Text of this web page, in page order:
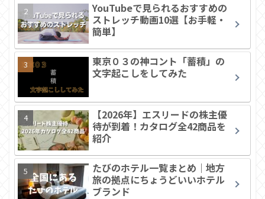
YouTubeで見られるおすすめの
ストレッチ動画10選【お手軽・
簡単】
東京０３の神コント「蓄積」の
文字起こしをしてみた
【2026年】エスリードの株主優
待が到着！カタログ全42商品を
紹介
たびのホテル一覧まとめ｜地方
旅の拠点にちょうどいいホテル
ブランド